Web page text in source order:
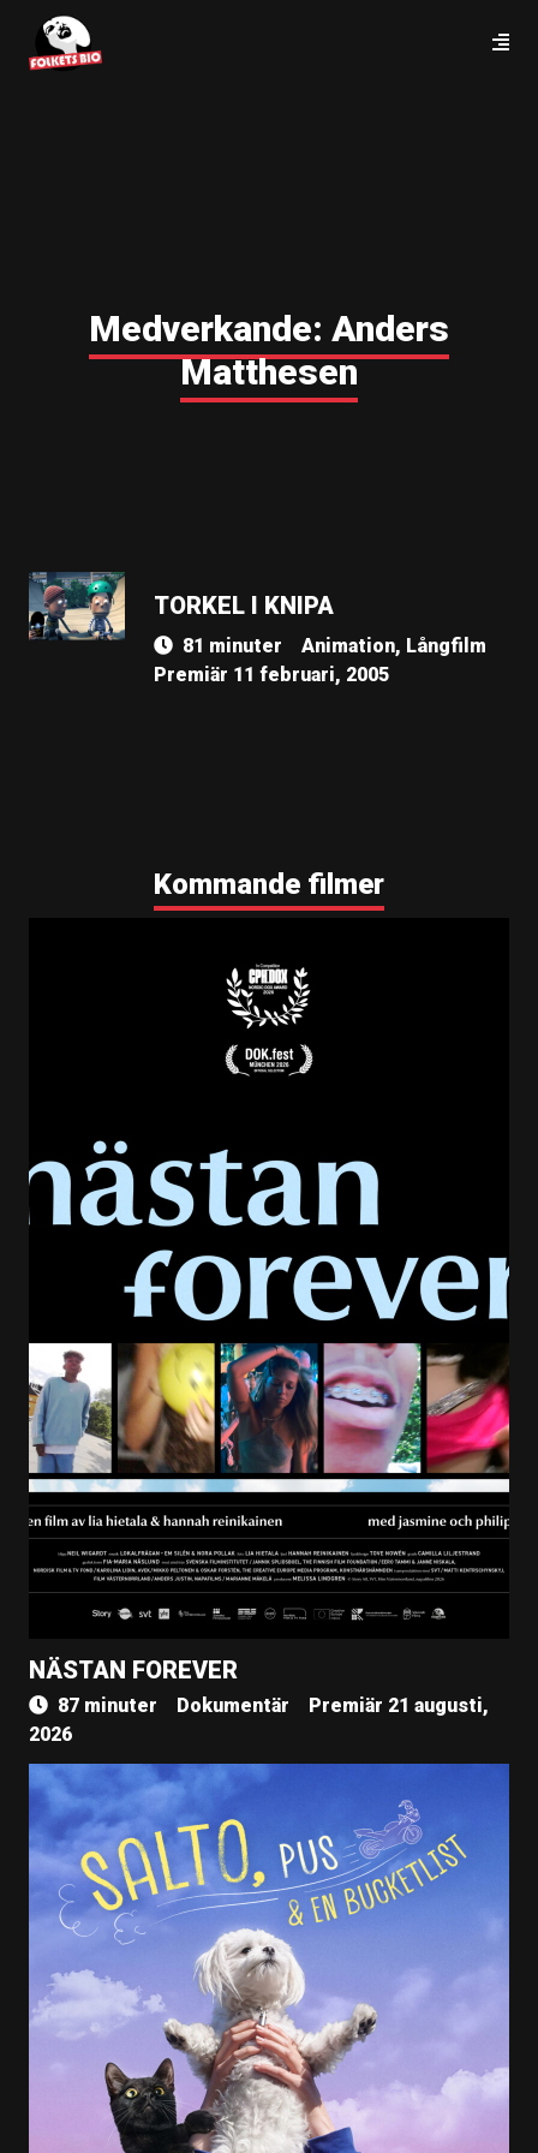
Medverkande: Anders
Matthesen
TORKEL I KNIPA
81 minuter
Animation, Långfilm
Premiär 11 februari, 2005
Kommande filmer
NÄSTAN FOREVER
87 minuter Dokumentär
Premiär 21 augusti,
2026